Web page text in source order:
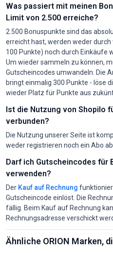
Was passiert mit meinen
Limit von 2.500 erreiche?
2.500 Bonuspunkte sind das
erreicht hast, werden weder
100 Punkte) noch durch Einkäufe
Um wieder sammeln zu können,
Gutscheincodes umwandeln. Die
bringt einmalig 300 Punkte - löse
wieder Platz für Punkte aus
Ist die Nutzung von Shopilo
verbunden?
Die Nutzung unserer Seite ist
weder registrieren noch ein Abo
Darf ich Gutscheincodes für
verwenden?
Der Kauf auf Rechnung
Gutscheincode einlöst. Die
fällig. Beim Kauf auf Rechnung
Rechnungsadresse verschickt
Ähnliche ORION Marken,